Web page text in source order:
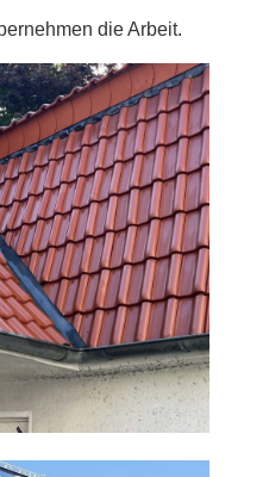
die Arbeit.